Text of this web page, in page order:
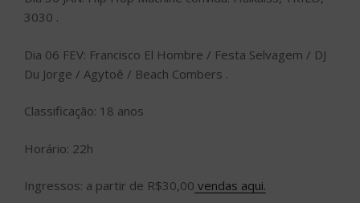
3030 .
Dia 06 FEV: Francisco El Hombre / Festa Selvagem / DJ
Du Jorge / Agytoê / Beach Combers .
Classificação: 18 anos
Horário: 22h
Ingressos: a partir de R$30,00 vendas aqui.